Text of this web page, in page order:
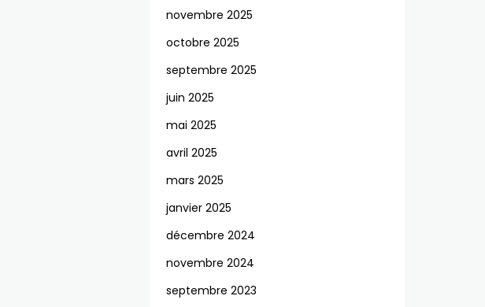
novembre 2025
octobre 2025
septembre 2025
juin 2025
mai 2025
avril 2025
mars 2025
janvier 2025
décembre 2024
novembre 2024
septembre 2023